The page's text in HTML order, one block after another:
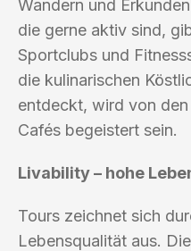
Wandern und
die gerne aktiv sind,
Sportclubs und
die kulinarischen
entdeckt, wird von
Cafés begeistert sein.
Livability – hohe
Tours zeichnet sich
Lebensqualität aus.